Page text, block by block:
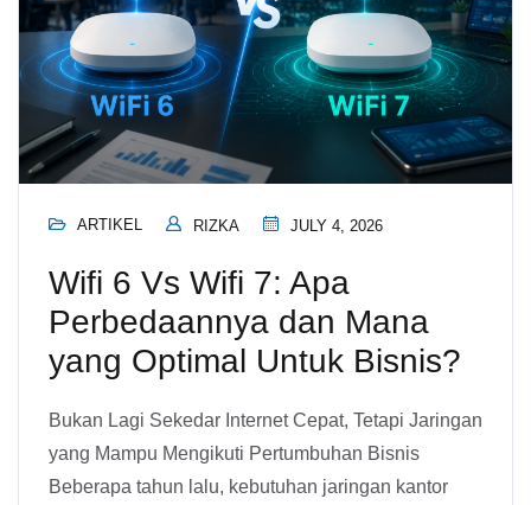
ARTIKEL RIZKA JULY 4, 2026
Wifi 6 Vs Wifi 7: Apa
Perbedaannya dan Mana
yang Optimal Untuk Bisnis?
Bukan Lagi Sekedar Internet Cepat, Tetapi Jaringan
yang Mampu Mengikuti Pertumbuhan Bisnis
Beberapa tahun lalu, kebutuhan jaringan kantor